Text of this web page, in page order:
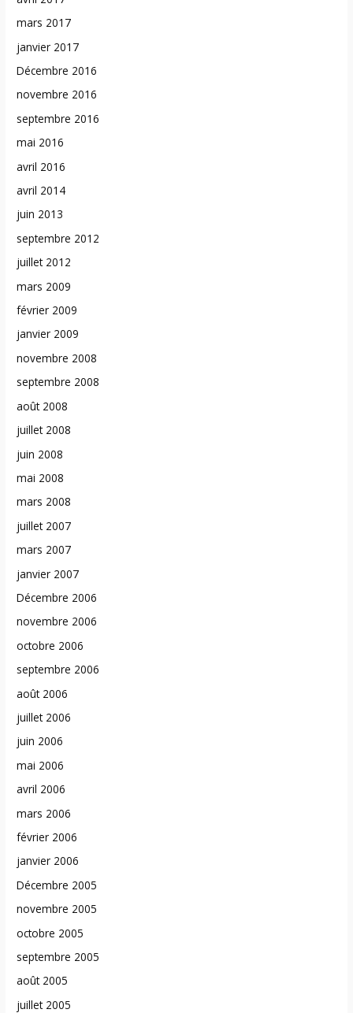
mars 2017
janvier 2017
Décembre 2016
novembre 2016
septembre 2016
mai 2016
avril 2016
avril 2014
juin 2013
septembre 2012
juillet 2012
mars 2009
février 2009
janvier 2009
novembre 2008
septembre 2008
août 2008
juillet 2008
juin 2008
mai 2008
mars 2008
juillet 2007
mars 2007
janvier 2007
Décembre 2006
novembre 2006
octobre 2006
septembre 2006
août 2006
juillet 2006
juin 2006
mai 2006
avril 2006
mars 2006
février 2006
janvier 2006
Décembre 2005
novembre 2005
octobre 2005
septembre 2005
août 2005
juillet 2005